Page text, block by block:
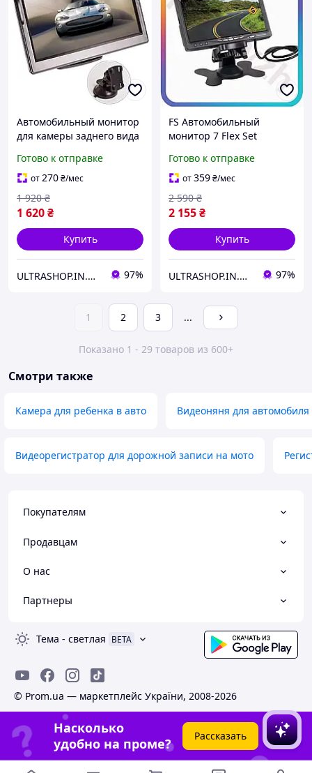
Автомобильный монитор
для камеры заднего вида
Готово к отправке
от270₴/мес
1 620₴
1 920 ₴
Купить
ULTRASHOP.IN.UA 🛒 Интернет-магазин трендовых гаджетов 97%
FS Автомобильный
монитор 7 Flex Set
камеры заднего вида с
креплением на торпедо
LCD SET18-F
Готово к отправке
от359₴/мес
2 155₴
2 590 ₴
Купить
ULTRASHOP.IN.UA 🛒 Интернет-магазин трендовых гаджетов 97%
1 2 3 ...
Показано 1 - 29 товаров из 600+
Смотри также
Камера для ребенка в авто Видеоняня для автомобиля
Видеорегистратор для дорожной записи на мото
Покупателям
Продавцам
О нас
Партнеры
Тема - светлая BETA
© Prom.ua — маркетплейс України, 2008-2026
Насколько
удобно на проме?
Рассказать